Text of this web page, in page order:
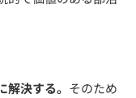
決する。 そのため